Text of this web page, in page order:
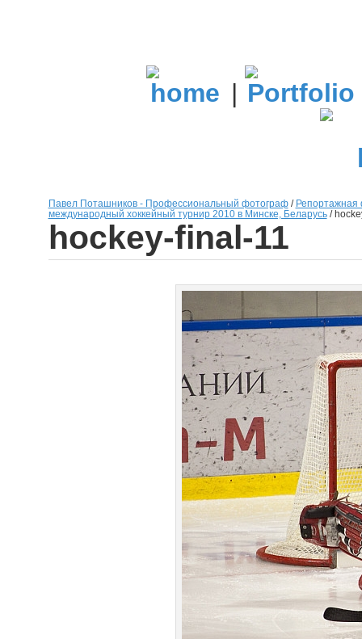
|
Павел Поташников - Профессиональный фотограф/ Репортажная
международный хоккейный турнир 2010 в Минске, Беларусь/
hockey-final-11